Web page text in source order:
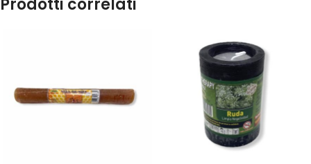
Prodotti correlati